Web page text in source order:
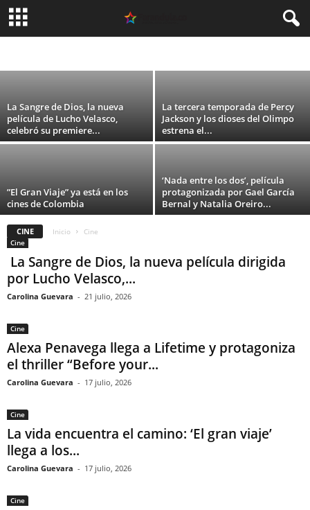
TECNOLOGIA
TELEVISION USA VIDEO
automáticamente’ será presentada en el
Festival Internacional de Cine de Toronto
La Sangre de Dios, la nueva
película de Lucho Velasco,
celebró su premiere...
La tercera temporada de Percy
Jackson y los dioses del Olimpo
estrena el...
”El Gran Viaje” ya está en los
cines de Colombia
‘Nada entre los dos’, película
protagonizada por Gael García
Bernal y Natalia Oreiro...
CINE Inicio
Cine
Cine
La Sangre de Dios, la nueva película dirigida
por Lucho Velasco,...
Carolina Guevara - 21 julio, 2026
Cine
Alexa Penavega llega a Lifetime y protagoniza
el thriller “Before your...
Carolina Guevara - 17 julio, 2026
Cine
La vida encuentra el camino: ‘El gran viaje’
llega a los...
Carolina Guevara - 17 julio, 2026
Cine